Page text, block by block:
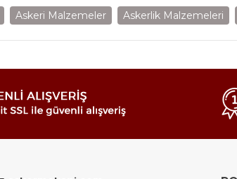
Askeri Malzemeler Askerlik Malzemeleri